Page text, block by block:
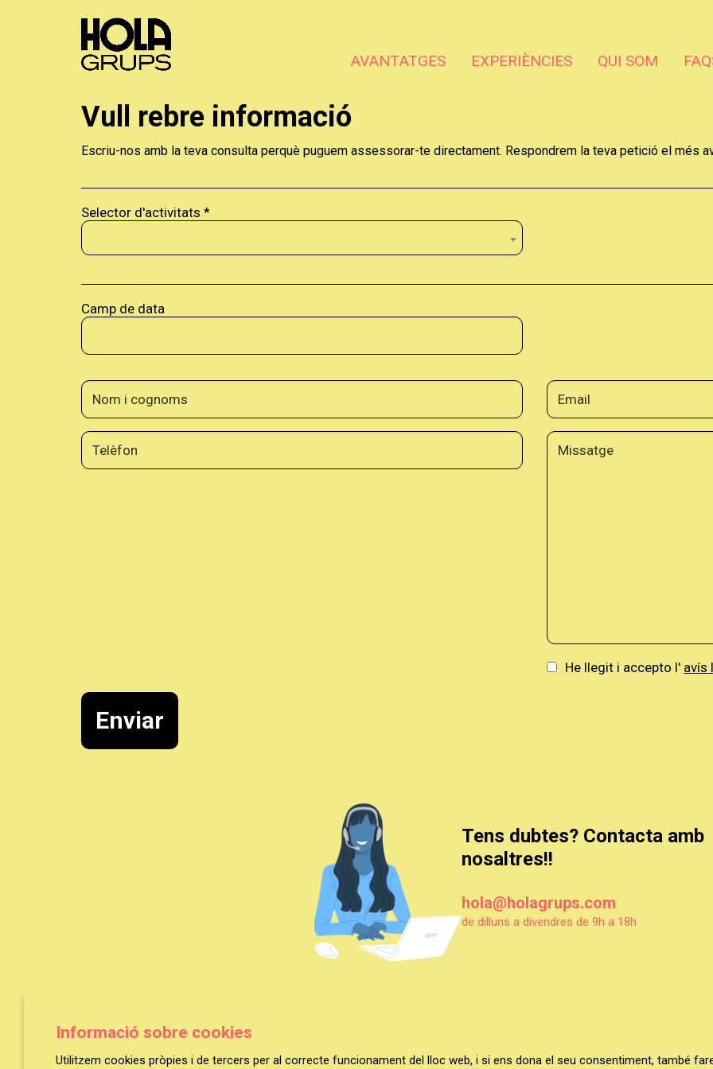
AVANTATGES EXPERIÈNCIES QUI SOM
Vull rebre informació
Escriu-nos amb la teva consulta perquè puguem assessorar-te directament. Respondrem la teva petició el més
Selector d'activitats *
Camp de data
He llegit i accepto l' avís
Enviar
Tens dubtes? Contacta amb
nosaltres!!
hola@holagrups.com
de dilluns a divendres de 9h a 18h
HOLA GRUPS | EL MAGO POP | TEATRE VICTÒRIA
Informació sobre cookies
Utilitzem cookies pròpies i de tercers per al correcte funcionament del lloc web, i si ens dona el seu consentiment, també